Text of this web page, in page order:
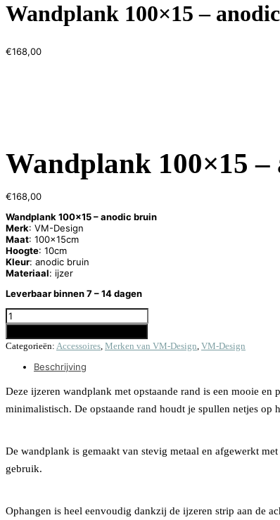
Wandplank 100×15 –
€168,00
Wandplank 100×15
€168,00
Wandplank 100×15 – anodic bruin
Merk: VM-Design
Maat: 100x15cm
Hoogte: 10cm
Kleur: anodic bruin
Materiaal: ijzer
Leverbaarbinnen 7 – 14 dagen
WANDPLANK 100X15 - ANODIC BRUIN AANTAL
Categorieën: Accessoires Merken van VM-Design VM-Design
Beschrijving
Deze ijzeren wandplank met opstaande rand is een mooie
minimalistisch. De opstaande rand houdt je spullen netjes op
De wandplank is gemaakt van stevig metaal en afgewerkt
gebruik.
Ophangen is heel eenvoudig dankzij de ijzeren strip aan de